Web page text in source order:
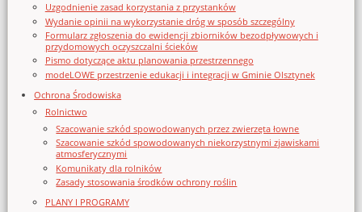
Uzgodnienie zasad korzystania z przystanków
Wydanie opinii na wykorzystanie dróg w sposób szczególny
Formularz zgłoszenia do ewidencji zbiorników bezodpływowych i
przydomowych oczyszczalni ścieków
Pismo dotyczące aktu planowania przestrzennego
modeLOWE przestrzenie edukacji i integracji w Gminie Olsztynek
Ochrona Środowiska
Rolnictwo
Szacowanie szkód spowodowanych przez zwierzęta łowne
Szacowanie szkód spowodowanych niekorzystnymi zjawiskami
atmosferycznymi
Komunikaty dla rolników
Zasady stosowania środków ochrony roślin
PLANY I PROGRAMY